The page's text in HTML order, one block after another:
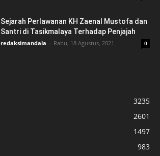
Sejarah Perlawanan KH Zaenal Mustofa dan
Santri di Tasikmalaya Terhadap Penjajah
redaksimandala - Rabu, 18 Agustus, 2021 0
3235
2601
1497
983